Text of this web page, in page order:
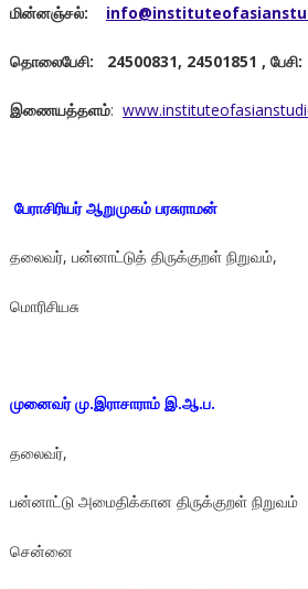
மின்னஞ்சல்:
தொலைபேசி: 24500831, 24501851 , பேசி:
இணையத்தளம்:
பேராசிரியர் ஆறுமுகம் பரசுராமன்
தலைவர், பன்னாட்டுத் திருக்குறள் நிறுவம்,
மொரிசியசு
முனைவர் மு.இராசாராம் இ.ஆ.ப.
தலைவர்,
பன்னாட்டு அமைதிக்கான திருக்குறள் நிறுவம்
சென்னை